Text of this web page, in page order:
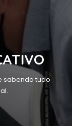
sabendo tudo